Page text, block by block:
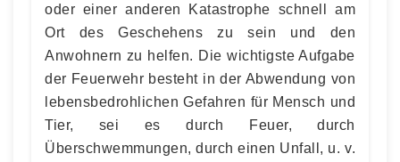
oder einer anderen Katastrophe schnell am
Ort des Geschehens zu sein und den
Anwohnern zu helfen. Die wichtigste Aufgabe
der Feuerwehr besteht in der Abwendung von
lebensbedrohlichen Gefahren für Mensch und
Tier, sei es durch Feuer, durch
Überschwemmungen, durch einen Unfall, u. v.